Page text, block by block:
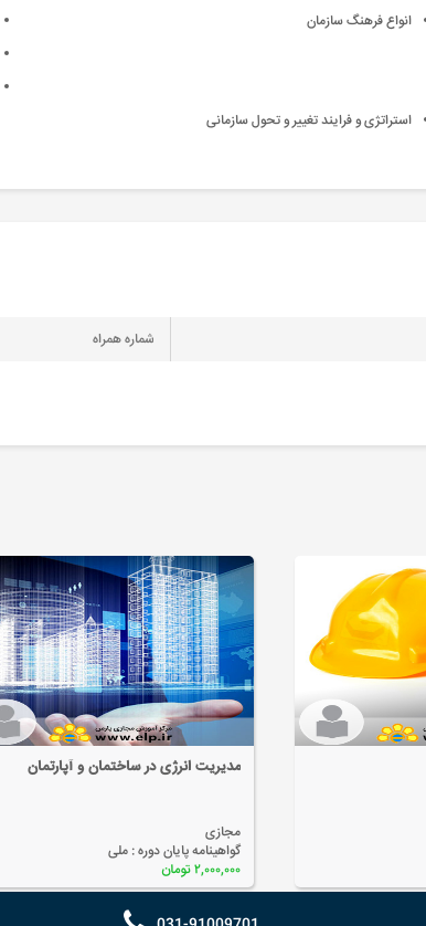
انواع فرهنگ سازمان
استراتژی و فرایند تغییر و تحول سازمانی
مدیریت انرژی در ساختمان و آپارتمان
مجازی
گواهینامه پایان دوره :ملی
۲,۰۰۰,۰۰۰ تومان